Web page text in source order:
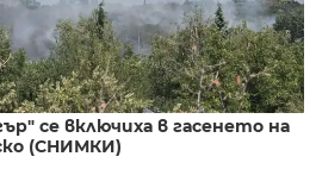
се включиха в гасенето на
(СНИМКИ)